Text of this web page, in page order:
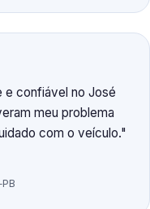
e confiável no José
meu problema
com o veículo.